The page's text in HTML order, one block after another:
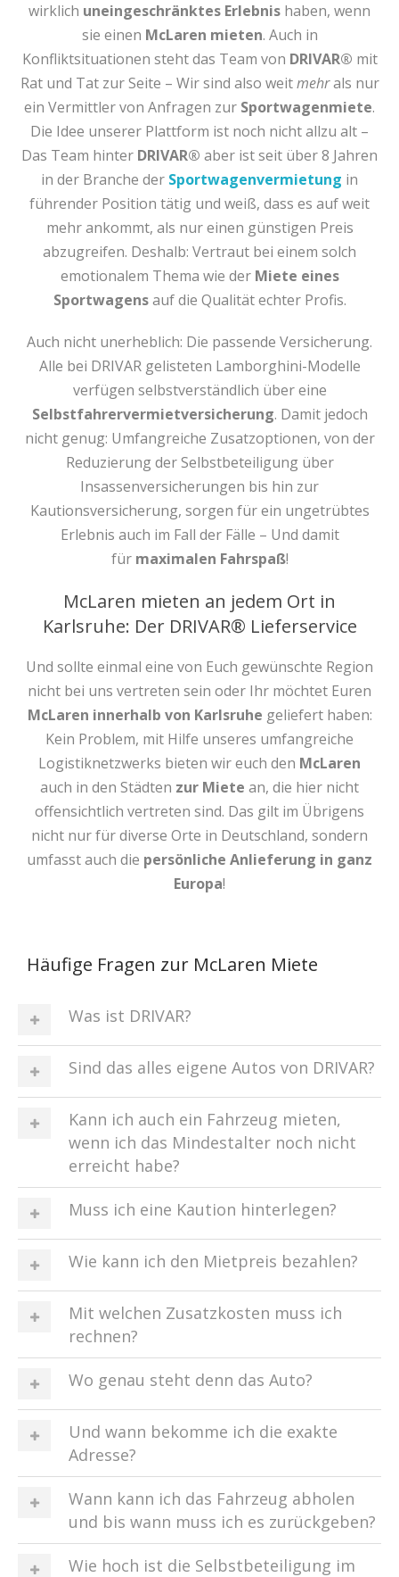
wirklich uneingeschränktes Erlebnis haben, wenn
sie einen McLaren mieten. Auch in
Konfliktsituationen steht das Team von DRIVAR® mit
Rat und Tat zur Seite – Wir sind also weitmehrals nur
ein Vermittler von Anfragen zur Sportwagenmiete.
Die Idee unserer Plattform ist noch nicht allzu alt –
Das Team hinter DRIVAR® aber ist seit über 8 Jahren
in der Branche der Sportwagenvermietung in
führender Position tätig und weiß, dass es auf weit
mehr ankommt, als nur einen günstigen Preis
abzugreifen. Deshalb: Vertraut bei einem solch
emotionalem Thema wie der Miete eines
Sportwagensauf die Qualität echter Profis.
Auch nicht unerheblich: Die passende Versicherung.
Alle bei DRIVAR gelisteten Lamborghini-Modelle
verfügen selbstverständlich über eine
Selbstfahrervermietversicherung. Damit jedoch
nicht genug: Umfangreiche Zusatzoptionen, von der
Reduzierung der Selbstbeteiligung über
Insassenversicherungen bis hin zur
Kautionsversicherung, sorgen für ein ungetrübtes
Erlebnis auch im Fall der Fälle – Und damit
für maximalen Fahrspaß!
McLaren mieten an jedem Ort in
Karlsruhe: Der DRIVAR® Lieferservice
Und sollte einmal eine von Euch gewünschte Region
nicht bei uns vertreten sein oder Ihr möchtet Euren
McLaren innerhalb von Karlsruhe geliefert haben:
Kein Problem, mit Hilfe unseres umfangreiche
Logistiknetzwerks bieten wir euch den McLaren
auch in den Städten zur Miete an, die hier nicht
offensichtlich vertreten sind. Das gilt im Übrigens
nicht nur für diverse Orte in Deutschland, sondern
umfasst auch die persönliche Anlieferung in ganz
Europa!
Häufige Fragen zur McLaren Miete
Was ist DRIVAR?
Sind das alles eigene Autos von DRIVAR?
Kann ich auch ein Fahrzeug mieten,
wenn ich das Mindestalter noch nicht
erreicht habe?
Muss ich eine Kaution hinterlegen?
Wie kann ich den Mietpreis bezahlen?
Mit welchen Zusatzkosten muss ich
rechnen?
Wo genau steht denn das Auto?
Und wann bekomme ich die exakte
Adresse?
Wann kann ich das Fahrzeug abholen
und bis wann muss ich es zurückgeben?
Wie hoch ist die Selbstbeteiligung im